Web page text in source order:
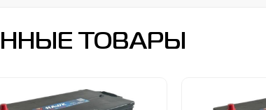
ТОВАРЫ